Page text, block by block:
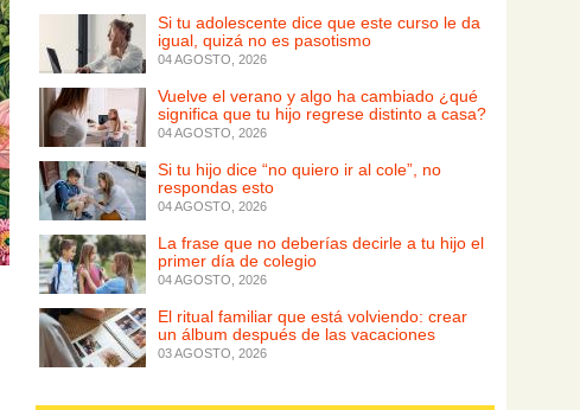
Si tu adolescente dice que este curso le da
igual, quizá no es pasotismo
04 AGOSTO, 2026
Vuelve el verano y algo ha cambiado ¿qué
significa que tu hijo regrese distinto a casa?
04 AGOSTO, 2026
Si tu hijo dice “no quiero ir al cole”, no
respondas esto
04 AGOSTO, 2026
La frase que no deberías decirle a tu hijo el
primer día de colegio
04 AGOSTO, 2026
El ritual familiar que está volviendo: crear
un álbum después de las vacaciones
03 AGOSTO, 2026